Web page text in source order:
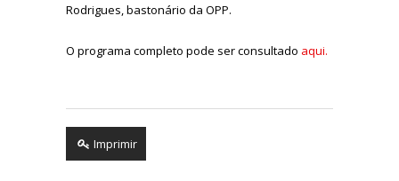
Rodrigues, bastonário da OPP.
O programa completo pode ser consultado aqui.
Imprimir